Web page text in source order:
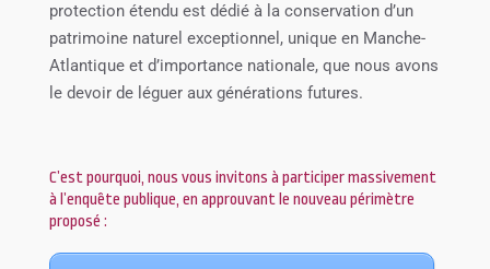
protection étendu est dédié à la conservation d’un
patrimoine naturel exceptionnel, unique en Manche-
Atlantique et d’importance nationale, que nous avons
le devoir de léguer aux générations futures.
C’est pourquoi, nous vous invitons à participer massivement
à l’enquête publique, en approuvant le nouveau périmètre
proposé :